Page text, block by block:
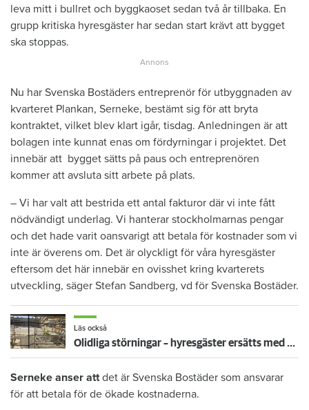
leva mitt i bullret och byggkaoset sedan två år tillbaka. En
grupp kritiska hyresgäster har sedan start krävt att bygget
ska stoppas.
Nu har Svenska Bostäders entreprenör för utbyggnaden av
kvarteret Plankan, Serneke, bestämt sig för att bryta
kontraktet, vilket blev klart igår, tisdag. Anledningen är att
bolagen inte kunnat enas om fördyrningar i projektet. Det
innebär att bygget sätts på paus och entreprenören
kommer att avsluta sitt arbete på plats.
– Vi har valt att bestrida ett antal fakturor där vi inte fått
nödvändigt underlag. Vi hanterar stockholmarnas pengar
och det hade varit oansvarigt att betala för kostnader som vi
inte är överens om. Det är olyckligt för våra hyresgäster
eftersom det här innebär en ovisshet kring kvarterets
utveckling, säger Stefan Sandberg, vd för Svenska Bostäder.
Läs också
Olidliga störningar – hyresgäster ersätts med drygt 16 miljoner
Serneke anser attdet är Svenska Bostäder som ansvarar
för att betala för de ökade kostnaderna.